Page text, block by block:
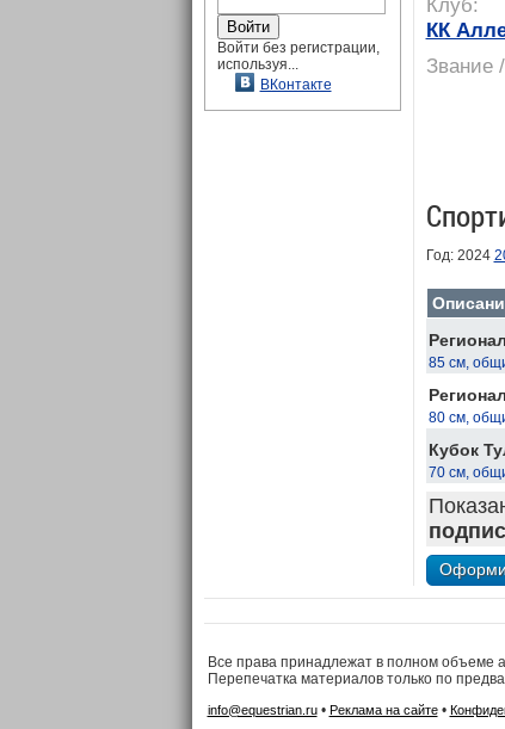
Войти без регистрации,
используя...
ВКонтакте
Клуб:
КК
Звание
Год: 2024
85 см,
80 см,
Кубок
70 см,
Все права принадлежат в полном объеме
Перепечатка материалов только по
info@equestrian.ru• Реклама на сайте•